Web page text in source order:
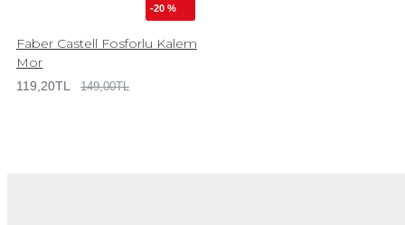
-20 %
Faber Castell Fosforlu Kalem
Mor
119,20TL 149,00TL